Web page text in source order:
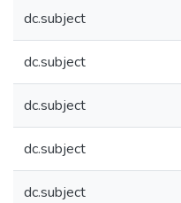
dc.subject
dc.subject
dc.subject
dc.subject
dc.subject